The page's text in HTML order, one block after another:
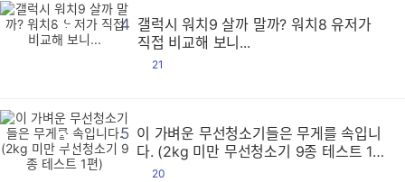
4 갤럭시 워치9 살까 말까? 워치8 유저가
직접 비교해 보니...
댓
21
갤
갤
갤
갤
갤
갤
갤
갤
갤
갤
갤
갤
갤
갤
갤
갤
갤
갤
갤
갤
갤
갤
갤
갤
갤
갤
갤
갤
갤
갤
갤
갤
갤
갤
갤
갤
갤
갤
갤
갤
갤
갤
갤
갤
갤
갤
갤
갤
갤
갤
갤
갤
갤
갤
갤
갤
갤
갤
갤
갤
갤
갤
갤
갤
갤
갤
갤
갤
갤
갤
갤
갤
갤
갤
갤
갤
갤
갤
갤
갤
갤
갤
갤
갤
갤
갤
갤
갤
갤
갤
갤
갤
갤
갤
갤
갤
갤
갤
갤
갤
갤
갤
갤
갤
갤
갤
갤
갤
갤
갤
갤
갤
갤
갤
갤
갤
갤
갤
갤
갤
갤
갤
갤
갤
갤
갤
갤
갤
갤
갤
갤
갤
갤
갤
갤
갤
갤
갤
갤
갤
갤
갤
갤
갤
갤
갤
갤
갤
갤
갤
갤
갤
갤
갤
갤
갤
갤
갤
갤
갤
갤
갤
갤
갤
갤
갤
갤
갤
갤
갤
갤
갤
갤
갤
갤
갤
갤
갤
갤
갤
갤
갤
갤
갤
갤
갤
갤
갤
갤
갤
갤
갤
갤
갤
갤
갤
갤
갤
갤
갤
갤
갤
갤
갤
갤
갤
갤
갤
갤
갤
갤
갤
갤
갤
갤
갤
갤
갤
갤
갤
갤
갤
갤
갤
갤
갤
갤
갤
갤
갤
갤
갤
갤
갤
갤
갤
갤
갤
갤
갤
갤
갤
갤
갤
갤
갤
갤
갤
갤
갤
갤
갤
갤
갤
갤
갤
갤
갤
갤
갤
갤
갤
갤
갤
갤
갤
갤
갤
갤
갤
갤
갤
갤
갤
갤
갤
갤
갤
갤
갤
갤
갤
갤
갤
갤
갤
갤
갤
갤
갤
갤
갤
갤
갤
갤
갤
갤
갤
갤
갤
갤
갤
갤
갤
갤
갤
갤
갤
갤
갤
갤
갤
갤
갤
갤
갤
갤
갤
갤
갤
갤
갤
갤
갤
갤
갤
갤
갤
갤
갤
갤
갤
갤
갤
갤
갤
갤
갤
갤
갤
갤
갤
갤
갤
갤
갤
갤
갤
갤
갤
갤
갤
갤
갤
갤
갤
갤
갤
갤
갤
갤
갤
갤
갤
갤
갤
갤
갤
갤
갤
갤
갤
갤
갤
갤
갤
갤
갤
갤
갤
갤
갤
갤
갤
갤
갤
갤
갤
갤
갤
갤
갤
갤
갤
갤
갤
갤
갤
갤
갤
갤
갤
갤
갤
갤
갤
갤
갤
갤
갤
갤
갤
갤
갤
갤
갤
갤
갤
갤
갤
갤
갤
갤
갤
갤
갤
갤
갤
갤
갤
갤
갤
갤
갤
갤
갤
갤
갤
갤
갤
갤
갤
갤
갤
갤
갤
갤
갤
갤
갤
갤
갤
갤
갤
갤
갤
갤
갤
갤
갤
갤
갤
갤
갤
갤
갤
갤
갤
갤
갤
갤
갤
갤
갤
갤
갤
갤
갤
갤
갤
갤
갤
갤
갤
갤
갤
갤
갤
갤
갤
갤
갤
갤
갤
갤
갤
갤
갤
갤
갤
갤
갤
갤
갤
갤
갤
갤
갤
갤
갤
갤
갤
갤
갤
갤
갤
갤
갤
갤
갤
갤
갤
갤
갤
갤
갤
갤
갤
갤
갤
갤
갤
갤
갤
갤
갤
갤
갤
갤
갤
갤
갤
갤
갤
갤
갤
갤
갤
갤
갤
갤
갤
갤
갤
갤
갤
갤
갤
갤
갤
갤
갤
갤
갤
갤
갤
갤
갤
갤
갤
갤
갤
갤
갤
갤
갤
갤
갤
갤
갤
갤
갤
갤
갤
갤
갤
갤
갤
갤
갤
갤
갤
갤
갤
갤
갤
갤
5 이 가벼운 무선청소기들은 무게를 속입니
다. (2kg 미만 무선청소기 9종 테스트 1
편)댓
20
이
이
이
이
이
이
이
이
이
이
이
이
이
이
이
이
이
이
이
이
이
이
이
이
이
이
이
이
이
이
이
이
이
이
이
이
이
이
이
이
이
이
이
이
이
이
이
이
이
이
이
이
이
이
이
이
이
이
이
이
이
이
이
이
이
이
이
이
이
이
이
이
이
이
이
이
이
이
이
이
이
이
이
이
이
이
이
이
이
이
이
이
이
이
이
이
이
이
이
이
이
이
이
이
이
이
이
이
이
이
이
이
이
이
이
이
이
이
이
이
이
이
이
이
이
이
이
이
이
이
이
이
이
이
이
이
이
이
이
이
이
이
이
이
이
이
이
이
이
이
이
이
이
이
이
이
이
이
이
이
이
이
이
이
이
이
이
이
이
이
이
이
이
이
이
이
이
이
이
이
이
이
이
이
이
이
이
이
이
이
이
이
이
이
이
이
이
이
이
이
이
이
이
이
이
이
이
이
이
이
이
이
이
이
이
이
이
이
이
이
이
이
이
이
이
이
이
이
이
이
이
이
이
이
이
이
이
이
이
이
이
이
이
이
이
이
이
이
이
이
이
이
이
이
이
이
이
이
이
이
이
이
이
이
이
이
이
이
이
이
이
이
이
이
이
이
이
이
이
이
이
이
이
이
이
이
이
이
이
이
이
이
이
이
이
이
이
이
이
이
이
이
이
이
이
이
이
이
이
이
이
이
이
이
이
이
이
이
이
이
이
이
이
이
이
이
이
이
이
이
이
이
이
이
이
이
이
이
이
이
이
이
이
이
이
이
이
이
이
이
이
이
이
이
이
이
이
이
이
이
이
이
이
이
이
이
이
이
이
이
이
이
이
이
이
이
이
이
이
이
이
이
이
이
이
이
이
이
이
이
이
이
이
이
이
이
이
이
이
이
이
이
이
이
이
이
이
이
이
이
이
이
이
이
이
이
이
이
이
이
이
이
이
이
이
이
이
이
이
이
이
이
이
이
이
이
이
이
이
이
이
이
이
이
이
이
이
이
이
이
이
이
이
이
이
이
이
이
이
이
이
이
이
이
이
이
이
이
이
이
이
이
이
이
이
이
이
이
이
이
이
이
이
이
이
이
이
이
이
이
이
이
이
이
이
이
이
이
이
이
이
이
이
이
이
이
이
이
이
이
이
이
이
이
이
이
이
이
이
이
이
이
이
이
이
이
이
이
이
이
이
이
이
이
이
이
이
이
이
이
이
이
이
이
이
이
이
이
이
이
이
이
이
이
이
이
이
이
이
이
이
이
이
이
이
이
이
이
이
이
이
이
이
이
이
이
이
이
이
이
이
이